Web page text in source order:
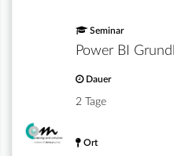
Seminar
Power BI
Dauer
2 Tage
Ort